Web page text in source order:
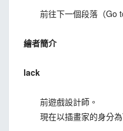
前往下一個段落（Go
繪者簡介
lack
前遊戲設計師。
現在以插畫家的身分為